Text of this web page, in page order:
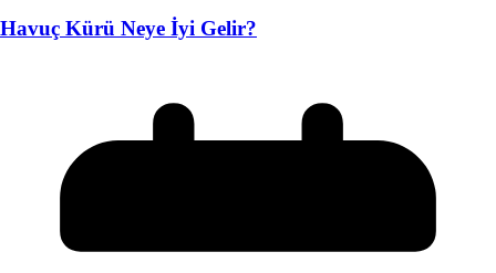
Havuç Kürü Neye İyi Gelir?